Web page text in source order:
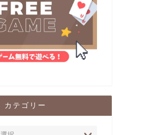
カテゴリー